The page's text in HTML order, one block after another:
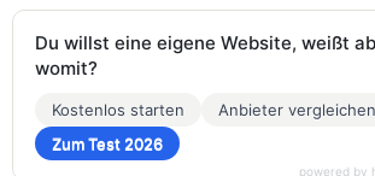
Du willst eine eigene Website, weißt
womit?
Kostenlos starten
Anbieter vergleichen
Zum Test 2026
powered by